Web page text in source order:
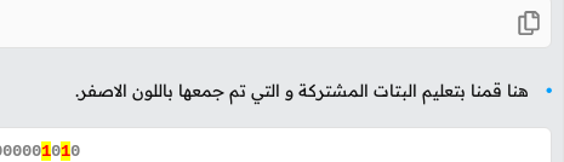
هنا قمنا بتعليم البتات المشتركة و التي تم جمعها باللون الاصفر.
1010